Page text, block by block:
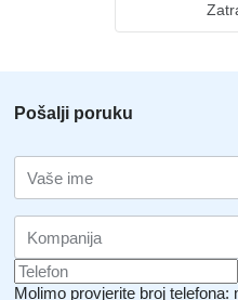
Pošalji poruku
Molimo provjerite broj telefona: